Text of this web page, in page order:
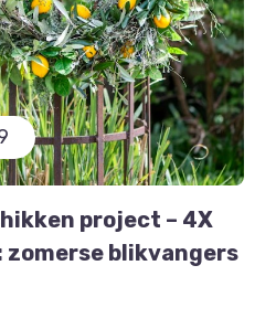
project – 4X
zomerse blikvangers